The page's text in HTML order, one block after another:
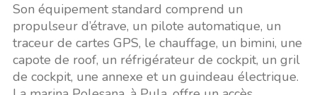
Son équipement standard comprend un
propulseur d’étrave, un pilote automatique, un
traceur de cartes GPS, le chauffage, un bimini, une
capote de roof, un réfrigérateur de cockpit, un gril
de cockpit, une annexe et un guindeau électrique.